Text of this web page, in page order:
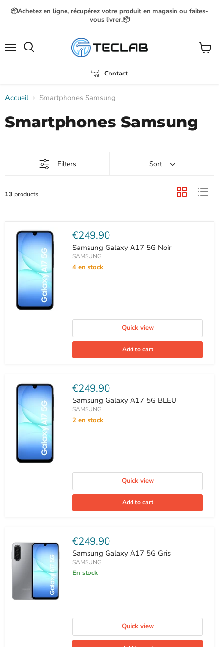
📦Achetez en ligne, récupérez votre produit en magasin ou faites-
vous livrer.📦
Contact
Voir
le
Accueil Smartphones Samsung
Smartphones Samsung
Filters Sort
13 products
Current
price
€249.90
Samsung Galaxy A17 5G Noir
SAMSUNG
4 en stock
Quick view
Add to cart
Current
price
€249.90
Samsung Galaxy A17 5G BLEU
SAMSUNG
2 en stock
Quick view
Add to cart
Current
price
€249.90
Samsung Galaxy A17 5G Gris
SAMSUNG
En stock
Quick view